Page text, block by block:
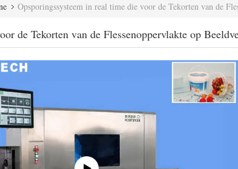
Opsporingssysteem in real time die voor de Tekorten van de
de Tekorten van de Flessenoppervlakte op